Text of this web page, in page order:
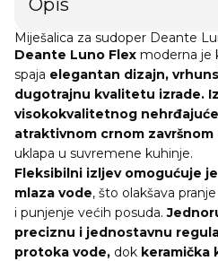
Opis
Miješalica za sudoper Deante
Deante Luno Flex moderna je
spaja elegantan dizajn,
dugotrajnu kvalitetu izrade.
visokokvalitetnog
atraktivnom crnom završnom
uklapa u suvremene kuhinje.
Fleksibilni izljev omogućuje
mlaza vode, što olakšava
i punjenje većih posuda.
preciznu i jednostavnu
protoka vode, dok keramička